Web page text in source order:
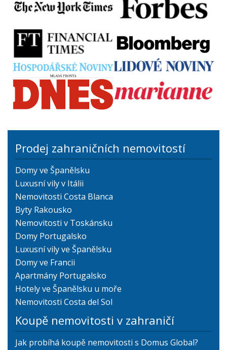
Prodej zahraničních nemovitostí
Domy ve Španělsku
Luxusní vily v Itálii
Nemovitosti Costa Blanca
Byty Rakousko
Nemovitosti v Toskánsku
Domy Portugalsko
Luxusní vily ve Španělsku
Domy ve Francii
Apartmány Portugalsko
Hotely ve Španělsku u moře
Nemovitosti Costa del Sol
Koupě nemovitosti v zahraničí
Jak probíhá koupě nemovitosti s Domus Global?